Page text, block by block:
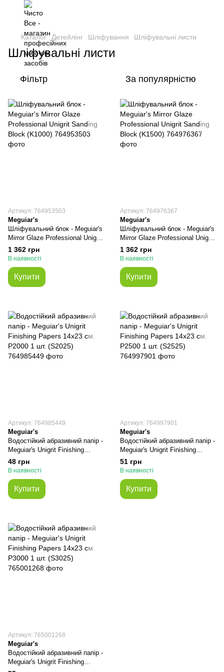
Каталог Детейлінг Шліфування Шліфувальні листи
Шліфувальні листи
Фільтр За популярністю
Артикул: 764953503
Meguiar's
Шліфувальний блок - Meguiar's
Mirror Glaze Professional Unigrit
Sanding Block (K1000)
1 362 грн
В наявності
Купити
Артикул: 764976367
Meguiar's
Шліфувальний блок - Meguiar's
Mirror Glaze Professional Unigrit
Sanding Block (K1500)
1 362 грн
В наявності
Купити
Артикул: 764985449
Meguiar's
Водостійкий абразивний папір -
Meguiar's Unigrit Finishing
Papers 14х23 см. P2000 1 шт.
(S2025)
48 грн
В наявності
Купити
Артикул: 764997901
Meguiar's
Водостійкий абразивний папір -
Meguiar's Unigrit Finishing
Papers 14х23 см. P2500 1 шт.
(S2525)
51 грн
В наявності
Купити
Артикул: 765001268
Meguiar's
Водостійкий абразивний папір -
Meguiar's Unigrit Finishing